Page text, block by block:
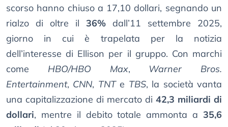
scorso hanno chiuso a 17,10 dollari, segnando un
rialzo di oltre il 36% dall’11 settembre 2025,
giorno in cui è trapelata per la notizia
dell’interesse di Ellison per il gruppo. Con marchi
come HBO/HBO Max, Warner Bros.
Entertainment, CNN, TNTe TBS, la società vanta
una capitalizzazione di mercato di 42,3 miliardi di
dollari, mentre il debito totale ammonta a 35,6